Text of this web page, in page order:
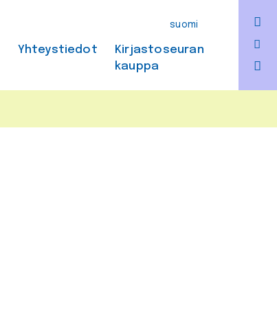
suomi
Yhteystiedot
Kirjastoseuran
kauppa